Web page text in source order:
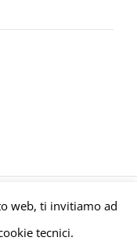
|Privacy e
web, ti invitiamo ad
tecnici.